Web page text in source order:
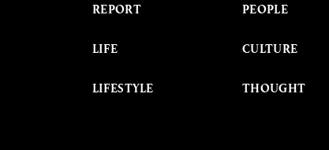
REPORT
LIFE
LIFESTYLE
PEOPLE
CULTURE
THOUGHT